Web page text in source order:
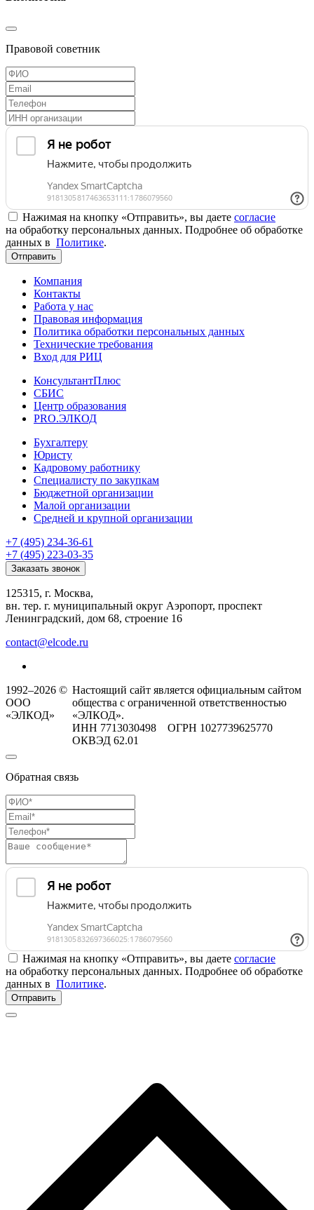
Правовой советник
Нажимая на кнопку «Отправить», вы даете согласие
на обработку персональных данных. Подробнее об обработке
данных в Политике.
Отправить
Компания
Контакты
Работа у нас
Правовая информация
Политика обработки персональных данных
Технические требования
Вход для РИЦ
КонсультантПлюс
СБИС
Центр образования
PRO.ЭЛКОД
Бухгалтеру
Юристу
Кадровому работнику
Специалисту по закупкам
Бюджетной организации
Малой организации
Средней и крупной организации
+7 (495) 234-36-61
+7 (495) 223-03-35
Заказать звонок
125315, г. Москва,
вн. тер. г. муниципальный округ Аэропорт, проспект
Ленинградский, дом 68, строение 16
contact@elcode.ru
1992–2026 ©
ООО
«ЭЛКОД»
Настоящий сайт является официальным сайтом
общества с ограниченной ответственностью
«ЭЛКОД».
ИНН 7713030498 ОГРН 1027739625770
ОКВЭД 62.01
Обратная связь
Нажимая на кнопку «Отправить», вы даете согласие
на обработку персональных данных. Подробнее об обработке
данных в Политике.
Отправить